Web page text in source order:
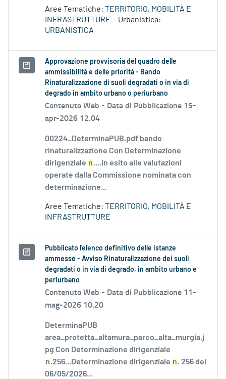
Aree Tematiche: TERRITORIO, MOBILITÀ E
INFRASTRUTTURE
Urbanistica:
URBANISTICA
Approvazione provvisoria del quadro delle
ammissibilità e delle priorità - Bando
Rinaturalizzazione di suoli degradati o in via di
degrado in ambito urbano o periurbano
Contenuto Web - Data di Pubblicazione 15-
apr-2026 12.04
00224_DeterminaPUB.pdf bando
rinaturalizzazione Con Determinazione
dirigenziale n....in esito alle valutazioni
operate dalla Commissione nominata con
determinazione...
Aree Tematiche: TERRITORIO, MOBILITÀ E
INFRASTRUTTURE
Pubblicato l'elenco definitivo delle istanze
ammesse - Avviso Rinaturalizzazione dei suoli
degradati o in via di degrado, in ambito urbano e
periurbano
Contenuto Web - Data di Pubblicazione 11-
mag-2026 10.20
DeterminaPUB
area_protetta_altamura_parco_alta_murgia.j
pg Con Determinazione dirigenziale
n.256...Determinazione dirigenziale n. 256 del
06/05/2026...